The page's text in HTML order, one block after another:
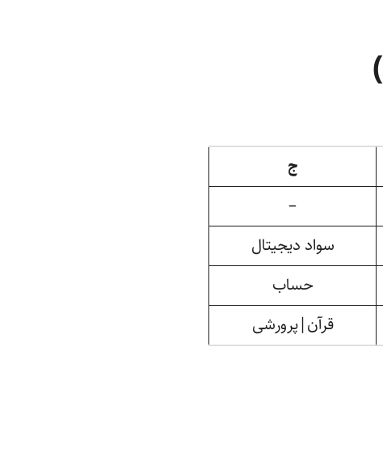
ج
–
سواد دیجیتال
حساب
قرآن|پرورشی